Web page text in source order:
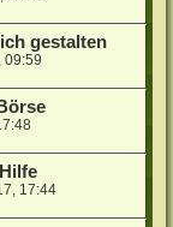
gestalten
09:59
17:44